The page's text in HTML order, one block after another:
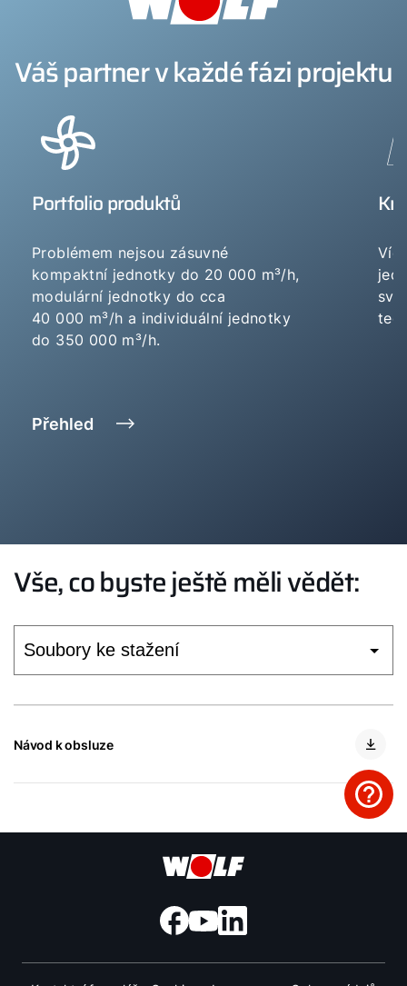
Váš partner v každé fázi projektu
Portfolio produktů
Problémem nejsou zásuvné
kompaktní jednotky do 20 000 m³/h,
modulární jednotky do cca
40 000 m³/h a individuální jednotky
do 350 000 m³/h.
Přehled
Vše, co byste ještě měli vědět:
Návod k obsluze